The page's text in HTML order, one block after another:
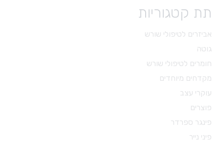
תת קטגוריות
אביזרים לטיפולי שורש
גוטה
חומרים לטיפולי שורש
מקדחים מיוחדים
עוקרי עצב
פוצרים
פינגר ספרדר
פיני נייר